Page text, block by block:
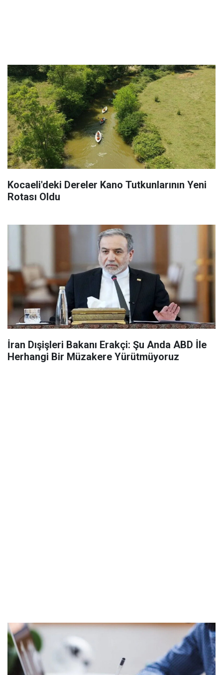
Kocaeli'deki Dereler Kano Tutkunlarının Yeni
Rotası Oldu
İran Dışişleri Bakanı Erakçi: Şu Anda ABD İle
Herhangi Bir Müzakere Yürütmüyoruz